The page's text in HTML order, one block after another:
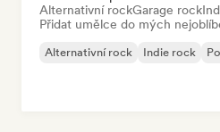
Alternativní rockGarage rock
Přidat umělce do mých
Alternativní rock Indie rock